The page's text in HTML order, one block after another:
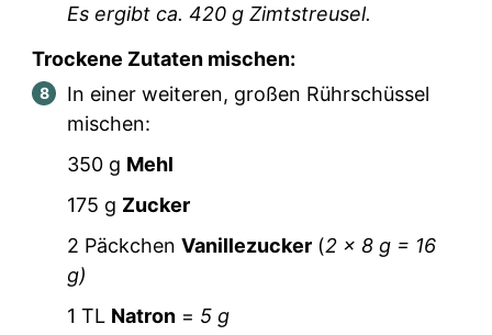
Es ergibt ca. 420 g Zimtstreusel.
Trockene Zutaten mischen:
In einer weiteren, großen Rührschüssel
mischen:
350 g Mehl
175 g Zucker
2 Päckchen Vanillezucker (2 x 8 g = 16
g)
1 TL Natron = 5 g